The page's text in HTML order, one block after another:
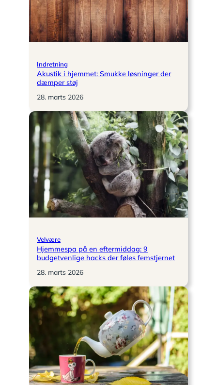
Indretning
Akustik i hjemmet: Smukke løsninger der
dæmper støj
28. marts 2026
Velvære
Hjemmespa på en eftermiddag: 9
budgetvenlige hacks der føles femstjernet
28. marts 2026